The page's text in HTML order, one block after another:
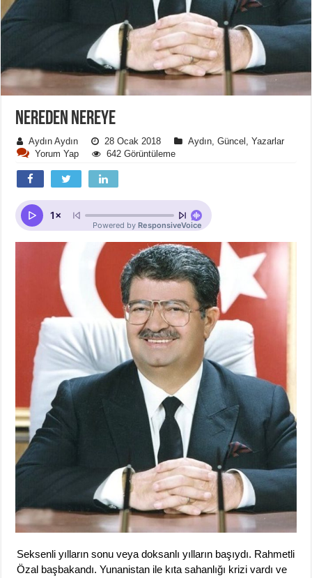
NEREDEN NEREYE
Aydın Aydın 28 Ocak 2018 Aydın ,Güncel ,Yazarlar
Yorum Yap
642 Görüntüleme
Seksenli yılların sonu veya doksanlı yılların başıydı. Rahmetli
Özal başbakandı. Yunanistan ile kıta sahanlığı krizi vardı ve